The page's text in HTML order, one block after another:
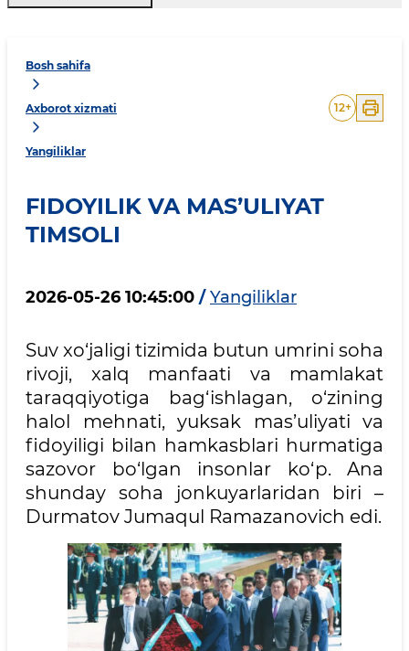
Bosh sahifa
Axborot xizmati
Yangiliklar
12+
FIDOYILIK VA MAS’ULIYAT
TIMSOLI
2026-05-26 10:45:00 / Yangiliklar
Suv xo‘jaligi tizimida butun umrini soha
rivoji, xalq manfaati va mamlakat
taraqqiyotiga bag‘ishlagan, o‘zining
halol mehnati, yuksak mas’uliyati va
fidoyiligi bilan hamkasblari hurmatiga
sazovor bo‘lgan insonlar ko‘p. Ana
shunday soha jonkuyarlaridan biri –
Durmatov Jumaqul Ramazanovich edi.